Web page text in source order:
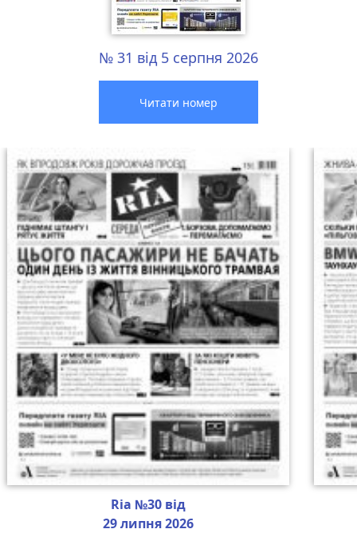
№ 31 від 5 серпня 2026
Читати номер
Ria №30 від
29 липня 2026